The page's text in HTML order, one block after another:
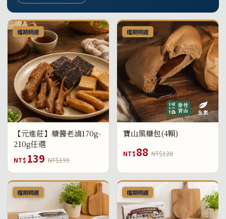
檔期精選
【元進莊】糖醬老滷170g-
210g任選
NT$ 139 NT$199
檔期精選
寶山黑糖包(4顆)
NT$88 NT$128
檔期精選 檔期精選